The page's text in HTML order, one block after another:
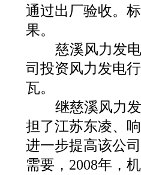
通过出厂验收。
果。
慈溪风力发
司投资风力发电
瓦。
继慈溪风力
担了江苏东凌、
进一步提高该公
需要，2008年，